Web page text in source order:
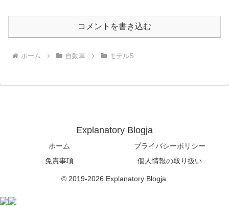
コメントを書き込む
ホーム 自動車 モデルS
Explanatory Blogja
ホーム
プライバシーポリシー
免責事項
個人情報の取り扱い
© 2019-2026 Explanatory Blogja.